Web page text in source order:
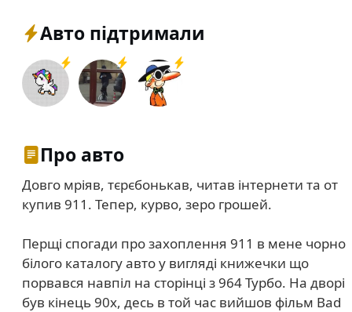
Авто підтримали
Про авто
Довго мріяв, тєрєбонькав, читав інтернети та от
купив 911. Тепер, курво, зеро грошей.
Перщі спогади про захоплення 911 в мене чорно
білого каталогу авто у вигляді книжечки що
порвався навпіл на сторінці з 964 Турбо. На дворі
був кінець 90х, десь в той час вийшов фільм Bad